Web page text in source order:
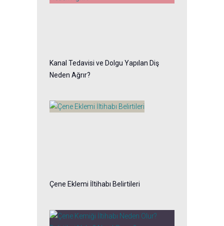
Kanal Tedavisi ve Dolgu Yapılan Diş
Neden Ağrır?
Çene Eklemi İltihabı Belirtileri